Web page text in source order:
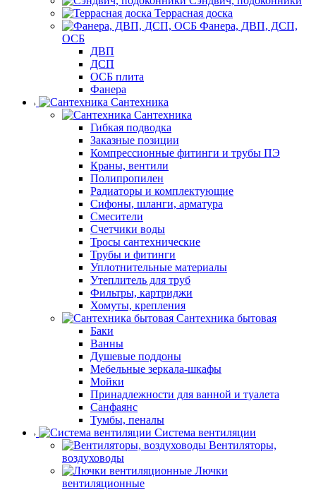
Террасная доска
Фанера, ДВП, ДСП,
ОСБ
ДВП
ДСП
ОСБ плита
Фанера
Сантехника
Сантехника
Гибкая подводка
Заказные позиции
Компрессионные фитинги и трубы ПЭ
Краны, вентили
Полипропилен
Радиаторы и комплектующие
Сифоны, шланги, арматура
Смесители
Счетчики воды
Тросы сантехнические
Трубы и фитинги
Уплотнительные материалы
Утеплитель для труб
Фильтры, картриджи
Хомуты, крепления
Сантехника бытовая
Баки
Ванны
Душевые поддоны
Мебельные зеркала-шкафы
Мойки
Принадлежности для ванной и туалета
Санфаянс
Тумбы, пеналы
Система вентиляции
Вентиляторы,
воздуховоды
Лючки
вентиляционные